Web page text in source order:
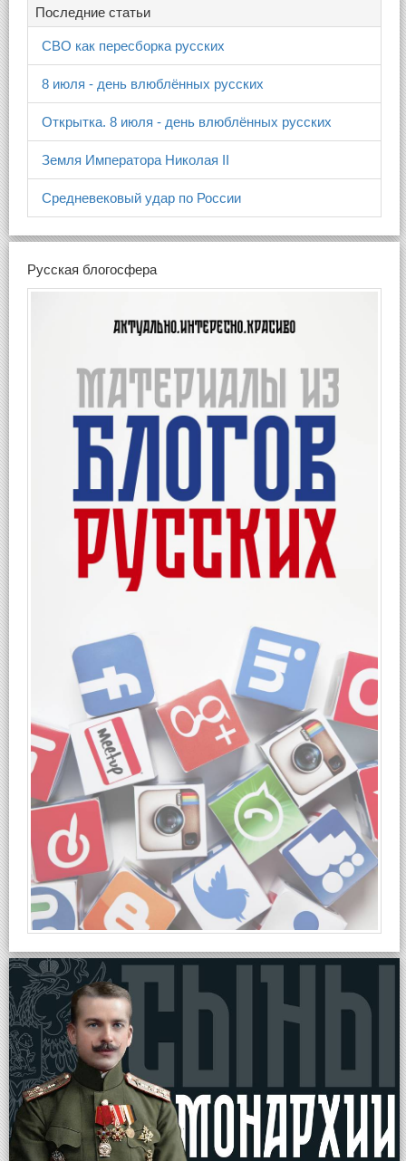
Последние статьи
СВО как пересборка русских
8 июля - день влюблённых русских
Открытка. 8 июля - день влюблённых русских
Земля Императора Николая II
Средневековый удар по России
Русская блогосфера